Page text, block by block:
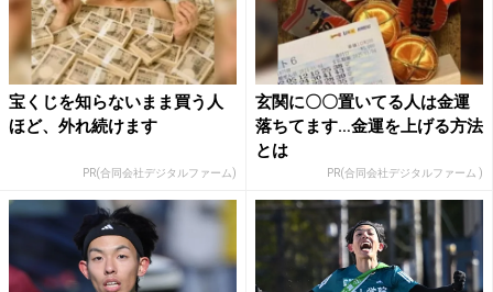
宝くじを知らないまま買う人
ほど、外れ続けます
PR(合同会社デジタルファーム)
玄関に〇〇置いてる人は金運
落ちてます…金運を上げる方法
とは
PR(合同会社デジタルファーム )